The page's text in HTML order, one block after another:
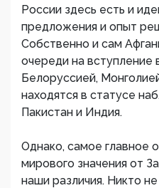
России здесь есть и
предложения и опыт
Собственно и сам
очереди на вступление
Белоруссией,
находятся в статусе
Пакистан и Индия.
Однако, самое главное
мирового значения от
наши различия. Никто